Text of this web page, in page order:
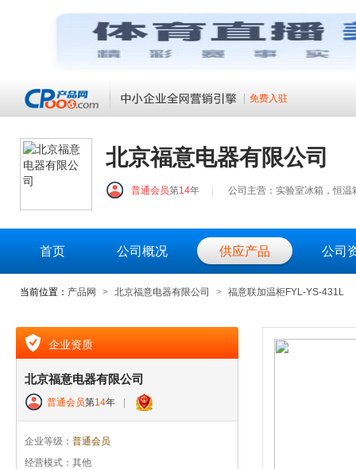
免费入驻
北京福意电器有限公司
普通会员第14年 公司主营：实验室冰箱，恒
首页 公司概况 供应产品 公司
当前位置： 产品网 > 北京福意电器有限公司 > 福意联加温柜FYL-YS-431L
企业资质
北京福意电器有限公司
普通会员第14年
企业等级： 普通会员
经营模式：其他